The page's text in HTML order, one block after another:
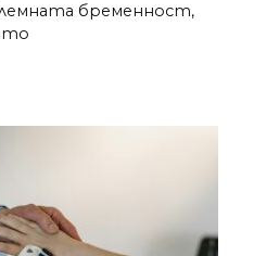
бременност,